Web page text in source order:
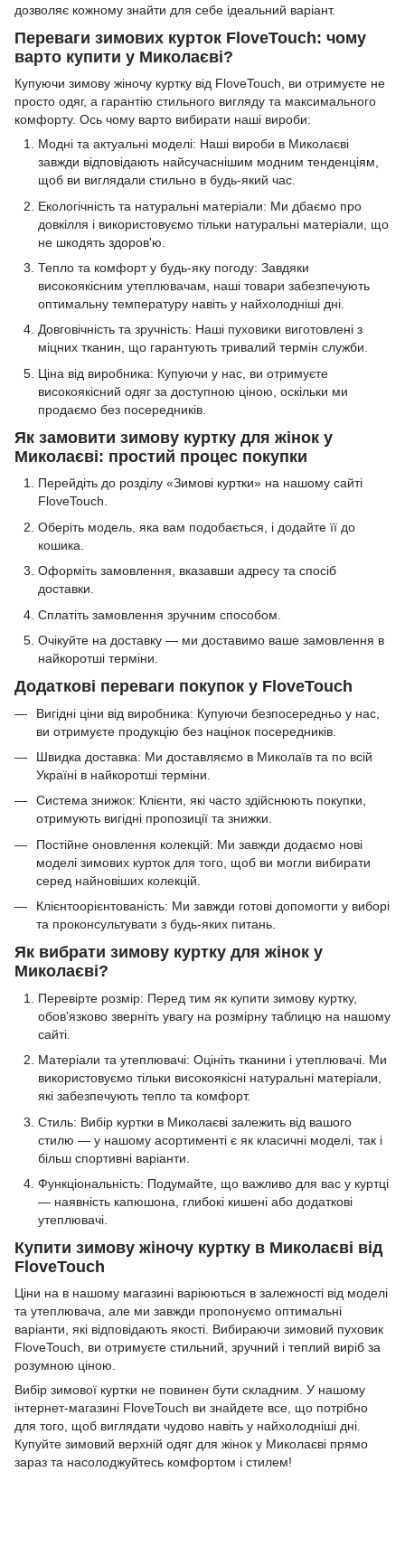
дозволяє кожному знайти для себе ідеальний варіант.
Переваги зимових курток FloveTouch: чому
варто купити у Миколаєві?
Купуючи зимову жіночу куртку від FloveTouch, ви отримуєте не
просто одяг, а гарантію стильного вигляду та максимального
комфорту. Ось чому варто вибирати наші вироби:
Модні та актуальні моделі: Наші вироби в Миколаєві
завжди відповідають найсучаснішим модним тенденціям,
щоб ви виглядали стильно в будь-який час.
Екологічність та натуральні матеріали: Ми дбаємо про
довкілля і використовуємо тільки натуральні матеріали, що
не шкодять здоров'ю.
Тепло та комфорт у будь-яку погоду: Завдяки
високоякісним утеплювачам, наші товари забезпечують
оптимальну температуру навіть у найхолодніші дні.
Довговічність та зручність: Наші пуховики виготовлені з
міцних тканин, що гарантують тривалий термін служби.
Ціна від виробника: Купуючи у нас, ви отримуєте
високоякісний одяг за доступною ціною, оскільки ми
продаємо без посередників.
Як замовити зимову куртку для жінок у
Миколаєві: простий процес покупки
Перейдіть до розділу «Зимові куртки» на нашому сайті
FloveTouch.
Оберіть модель, яка вам подобається, і додайте її до
кошика.
Оформіть замовлення, вказавши адресу та спосіб
доставки.
Сплатіть замовлення зручним способом.
Очікуйте на доставку — ми доставимо ваше замовлення в
найкоротші терміни.
Додаткові переваги покупок у FloveTouch
Вигідні ціни від виробника: Купуючи безпосередньо у нас,
ви отримуєте продукцію без націнок посередників.
Швидка доставка: Ми доставляємо в Миколаїв та по всій
Україні в найкоротші терміни.
Система знижок: Клієнти, які часто здійснюють покупки,
отримують вигідні пропозиції та знижки.
Постійне оновлення колекцій: Ми завжди додаємо нові
моделі зимових курток для того, щоб ви могли вибирати
серед найновіших колекцій.
Клієнтоорієнтованість: Ми завжди готові допомогти у виборі
та проконсультувати з будь-яких питань.
Як вибрати зимову куртку для жінок у
Миколаєві?
Перевірте розмір: Перед тим як купити зимову куртку,
обов'язково зверніть увагу на розмірну таблицю на нашому
сайті.
Матеріали та утеплювачі: Оцініть тканини і утеплювачі. Ми
використовуємо тільки високоякісні натуральні матеріали,
які забезпечують тепло та комфорт.
Стиль: Вибір куртки в Миколаєві залежить від вашого
стилю — у нашому асортименті є як класичні моделі, так і
більш спортивні варіанти.
Функціональність: Подумайте, що важливо для вас у куртці
— наявність капюшона, глибокі кишені або додаткові
утеплювачі.
Купити зимову жіночу куртку в Миколаєві від
FloveTouch
Ціни на в нашому магазині варіюються в залежності від моделі
та утеплювача, але ми завжди пропонуємо оптимальні
варіанти, які відповідають якості. Вибираючи зимовий пуховик
FloveTouch, ви отримуєте стильний, зручний і теплий виріб за
розумною ціною.
Вибір зимової куртки не повинен бути складним. У нашому
інтернет-магазині FloveTouch ви знайдете все, що потрібно
для того, щоб виглядати чудово навіть у найхолодніші дні.
Купуйте зимовий верхній одяг для жінок у Миколаєві прямо
зараз та насолоджуйтесь комфортом і стилем!